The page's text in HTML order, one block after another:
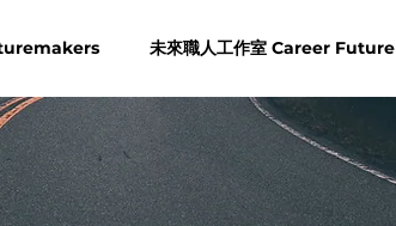
未來職人工作室 Career Future